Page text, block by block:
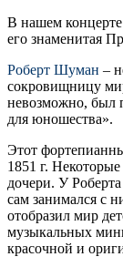
В нашем концерте
его знаменитая
Роберт Шуман –
сокровищницу
невозможно, был
для юношества».
Этот
1851 г.
дочери. У
сам занимался с
отобразил мир
музыкальных
красочной и